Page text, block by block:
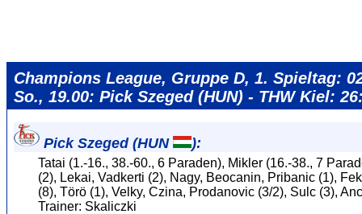
Champions League, Gruppe D, 1. Spieltag:
So., 19.00: Pick Szeged (HUN) - THW Kiel:
Pick Szeged (HUN ):
Tatai (1.-16., 38.-60., 6 Paraden), Mikler (16.-38., 7
(2), Lekai, Vadkerti (2), Nagy, Beocanin, Pribanic (1),
(8), Törö (1), Velky, Czina, Prodanovic (3/2), Sulc (3),
Trainer: Skaliczki